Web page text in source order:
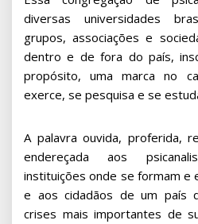
diversas universidades
grupos, associações e
dentro e de fora do país,
propósito, uma marca no
exerce, se pesquisa e se
A palavra ouvida, proferida,
endereçada aos
instituições onde se formam e
e aos cidadãos de um país
crises mais importantes de